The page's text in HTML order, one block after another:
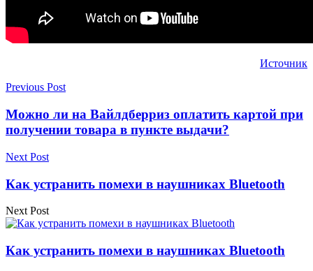
Источник
Previous Post
Можно ли на Вайлдберриз оплатить картой при
получении товара в пункте выдачи?
Next Post
Как устранить помехи в наушниках Bluetooth
Next Post
Как устранить помехи в наушниках Bluetooth